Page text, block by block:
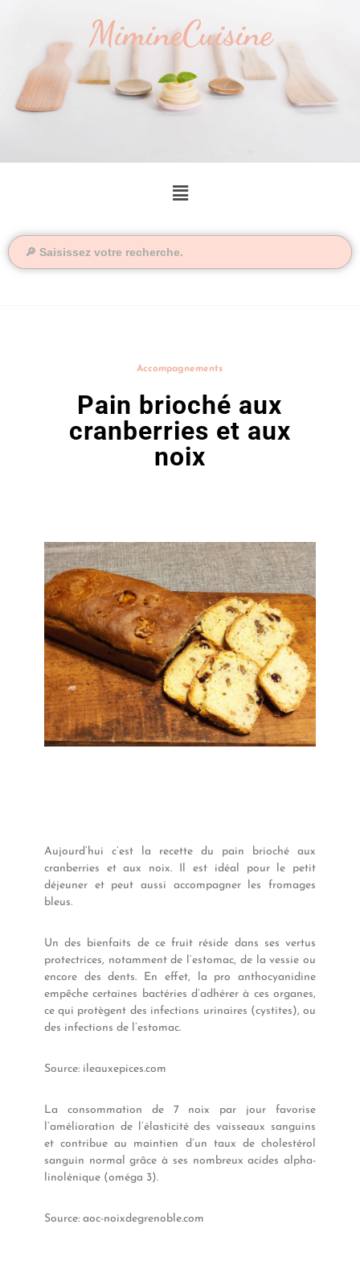
MimineCuisine
Accompagnements
Pain brioché aux
cranberries et aux
noix
Aujourd’hui c’est la recette du pain brioché aux
cranberries et aux noix. Il est idéal pour le petit
déjeuner et peut aussi accompagner les fromages
bleus.
Un des bienfaits de ce fruit réside dans ses vertus
protectrices, notamment de l’estomac, de la vessie ou
encore des dents. En effet, la pro anthocyanidine
empêche certaines bactéries d’adhérer à ces organes,
ce qui protègent des infections urinaires (cystites), ou
des infections de l’estomac.
Source: ileauxepices.com
La consommation de 7 noix par jour favorise
l’amélioration de l’élasticité des vaisseaux sanguins
et contribue au maintien d’un taux de cholestérol
sanguin normal grâce à ses nombreux acides alpha-
linolénique (oméga 3).
Source: aoc-noixdegrenoble.com